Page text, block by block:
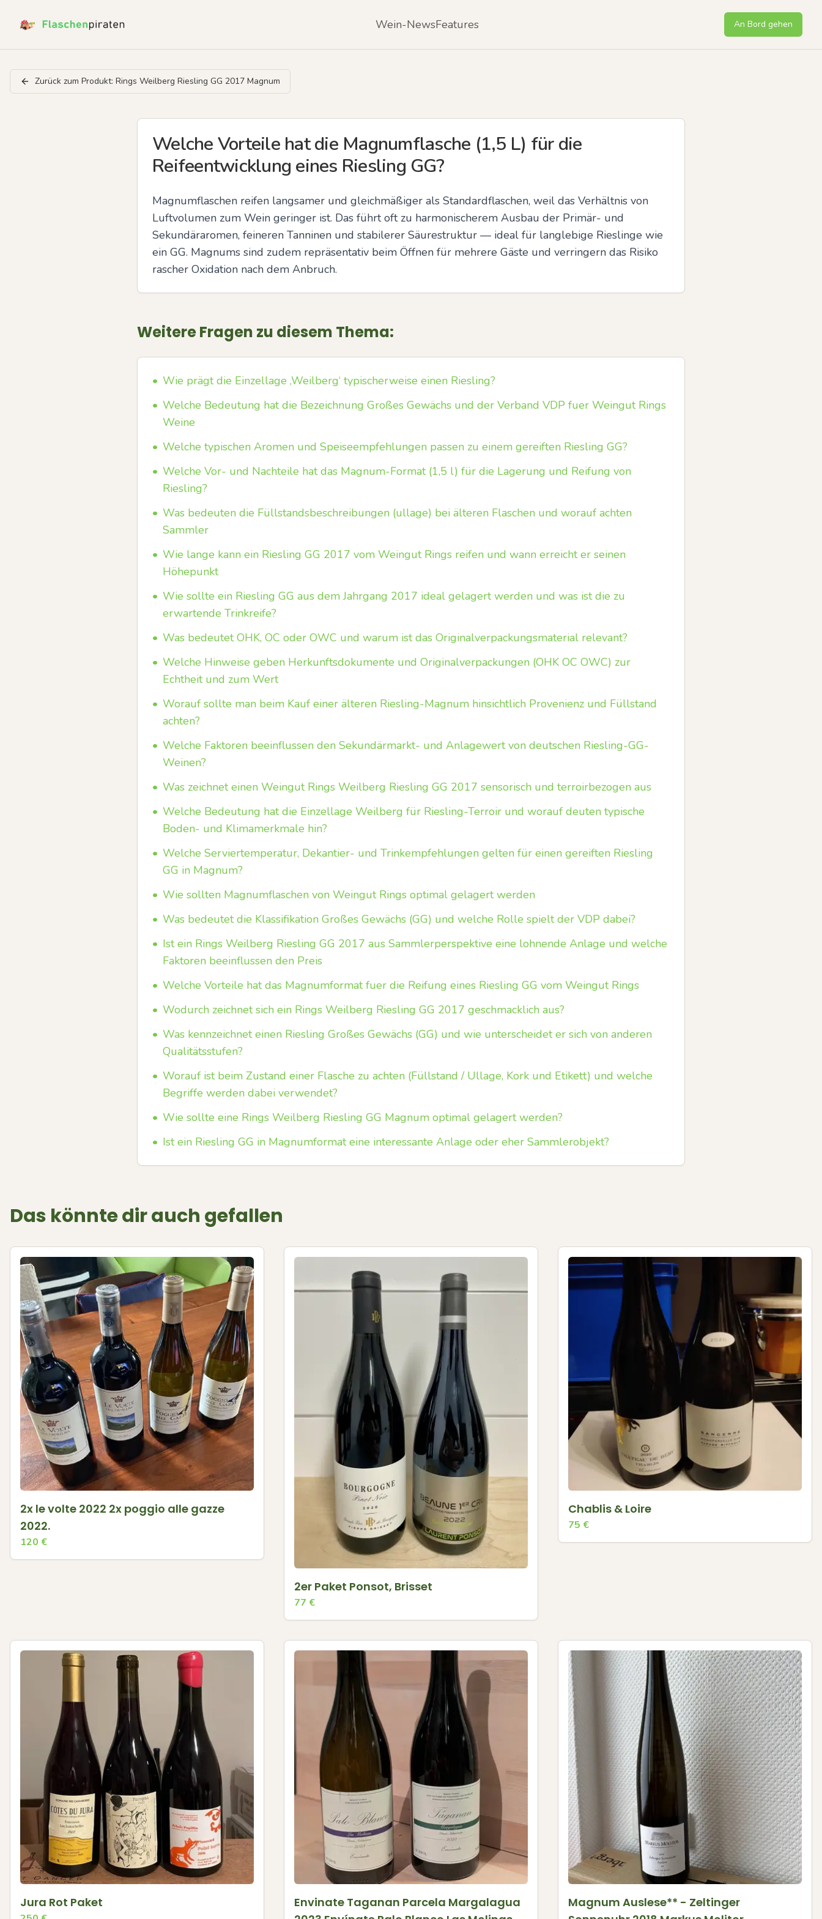
Wein-NewsFeatures An Bord gehen
Zurück zum Produkt: Rings Weilberg Riesling GG 2017 Magnum
Welche Vorteile hat die Magnumflasche (1,5 L) für die
Reifeentwicklung eines Riesling GG?
Magnumflaschen reifen langsamer und gleichmäßiger als Standardflaschen, weil das Verhältnis von
Luftvolumen zum Wein geringer ist. Das führt oft zu harmonischerem Ausbau der Primär- und
Sekundäraromen, feineren Tanninen und stabilerer Säurestruktur — ideal für langlebige Rieslinge wie
ein GG. Magnums sind zudem repräsentativ beim Öffnen für mehrere Gäste und verringern das Risiko
rascher Oxidation nach dem Anbruch.
Weitere Fragen zu diesem Thema:
• Wie prägt die Einzellage ‚Weilberg‘ typischerweise einen Riesling?
• Welche Bedeutung hat die Bezeichnung Großes Gewächs und der Verband VDP fuer Weingut Rings
Weine
• Welche typischen Aromen und Speiseempfehlungen passen zu einem gereiften Riesling GG?
• Welche Vor- und Nachteile hat das Magnum-Format (1,5 l) für die Lagerung und Reifung von
Riesling?
• Was bedeuten die Füllstandsbeschreibungen (ullage) bei älteren Flaschen und worauf achten
Sammler
• Wie lange kann ein Riesling GG 2017 vom Weingut Rings reifen und wann erreicht er seinen
Höhepunkt
• Wie sollte ein Riesling GG aus dem Jahrgang 2017 ideal gelagert werden und was ist die zu
erwartende Trinkreife?
• Was bedeutet OHK, OC oder OWC und warum ist das Originalverpackungsmaterial relevant?
• Welche Hinweise geben Herkunftsdokumente und Originalverpackungen (OHK OC OWC) zur
Echtheit und zum Wert
• Worauf sollte man beim Kauf einer älteren Riesling-Magnum hinsichtlich Provenienz und Füllstand
achten?
• Welche Faktoren beeinflussen den Sekundärmarkt- und Anlagewert von deutschen Riesling-GG-
Weinen?
• Was zeichnet einen Weingut Rings Weilberg Riesling GG 2017 sensorisch und terroirbezogen aus
• Welche Bedeutung hat die Einzellage Weilberg für Riesling-Terroir und worauf deuten typische
Boden- und Klimamerkmale hin?
• Welche Serviertemperatur, Dekantier- und Trinkempfehlungen gelten für einen gereiften Riesling
GG in Magnum?
• Wie sollten Magnumflaschen von Weingut Rings optimal gelagert werden
• Was bedeutet die Klassifikation Großes Gewächs (GG) und welche Rolle spielt der VDP dabei?
• Ist ein Rings Weilberg Riesling GG 2017 aus Sammlerperspektive eine lohnende Anlage und welche
Faktoren beeinflussen den Preis
• Welche Vorteile hat das Magnumformat fuer die Reifung eines Riesling GG vom Weingut Rings
• Wodurch zeichnet sich ein Rings Weilberg Riesling GG 2017 geschmacklich aus?
• Was kennzeichnet einen Riesling Großes Gewächs (GG) und wie unterscheidet er sich von anderen
Qualitätsstufen?
• Worauf ist beim Zustand einer Flasche zu achten (Füllstand / Ullage, Kork und Etikett) und welche
Begriffe werden dabei verwendet?
• Wie sollte eine Rings Weilberg Riesling GG Magnum optimal gelagert werden?
• Ist ein Riesling GG in Magnumformat eine interessante Anlage oder eher Sammlerobjekt?
Das könnte dir auch gefallen
2x le volte 2022 2x poggio alle gazze
2022.
120 €
2er Paket Ponsot, Brisset
77 €
Chablis & Loire
75 €
Jura Rot Paket
Envinate Taganan Parcela Margalagua
Magnum Auslese** - Zeltinger